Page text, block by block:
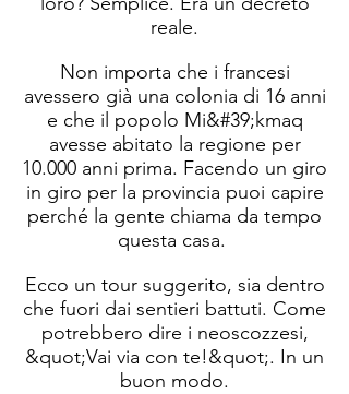
reale.
Non importa che i francesi
avessero già una colonia di 16 anni
e che il popolo Mi&#39;kmaq
avesse abitato la regione per
10.000 anni prima. Facendo un giro
in giro per la provincia puoi capire
perché la gente chiama da tempo
questa casa.
Ecco un tour suggerito, sia dentro
che fuori dai sentieri battuti. Come
potrebbero dire i neoscozzesi,
&quot;Vai via con te!&quot;. In un
buon modo.